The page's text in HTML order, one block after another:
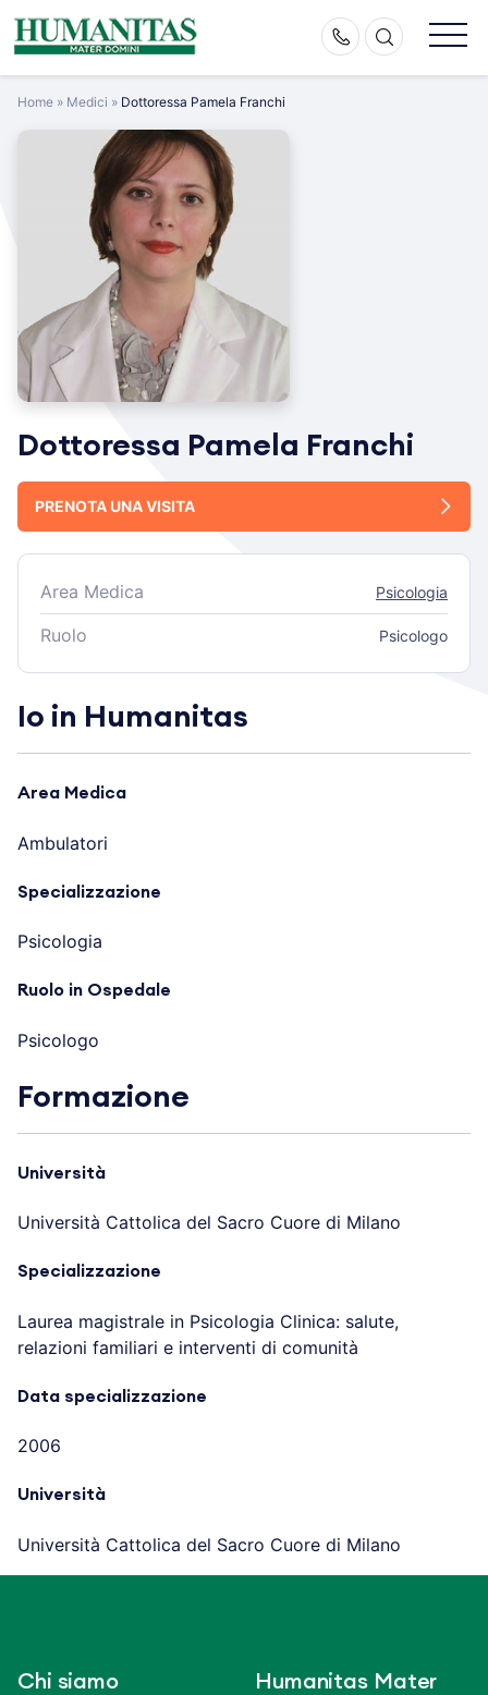
Skip
to
Home » Medici » Dottoressa Pamela Franchi
Dottoressa Pamela Franchi
PRENOTA UNA VISITA
Area Medica Psicologia
Ruolo Psicologo
Io in Humanitas
Area Medica
Ambulatori
Specializzazione
Psicologia
Ruolo in Ospedale
Psicologo
Formazione
Università
Università Cattolica del Sacro Cuore di Milano
Specializzazione
Laurea magistrale in Psicologia Clinica: salute,
relazioni familiari e interventi di comunità
Data specializzazione
2006
Università
Università Cattolica del Sacro Cuore di Milano
Chi siamo
Humanitas Mater